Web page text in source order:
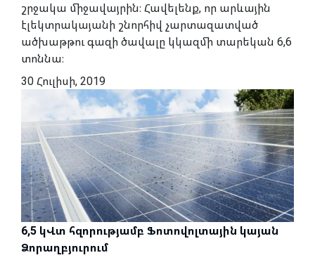
շրջակա միջավայրին։ Հավելենք, որ արևային
էլեկտրակայանի շնորհիվ չարտազատված
ածխաթթու գազի ծավալը կկազմի տարեկան 6,6
տոննա։
30 Հուլիսի, 2019
6,5 կՎտ հզորությամբ Ֆոտովոլտային կայան
Ձորաղբյուրում